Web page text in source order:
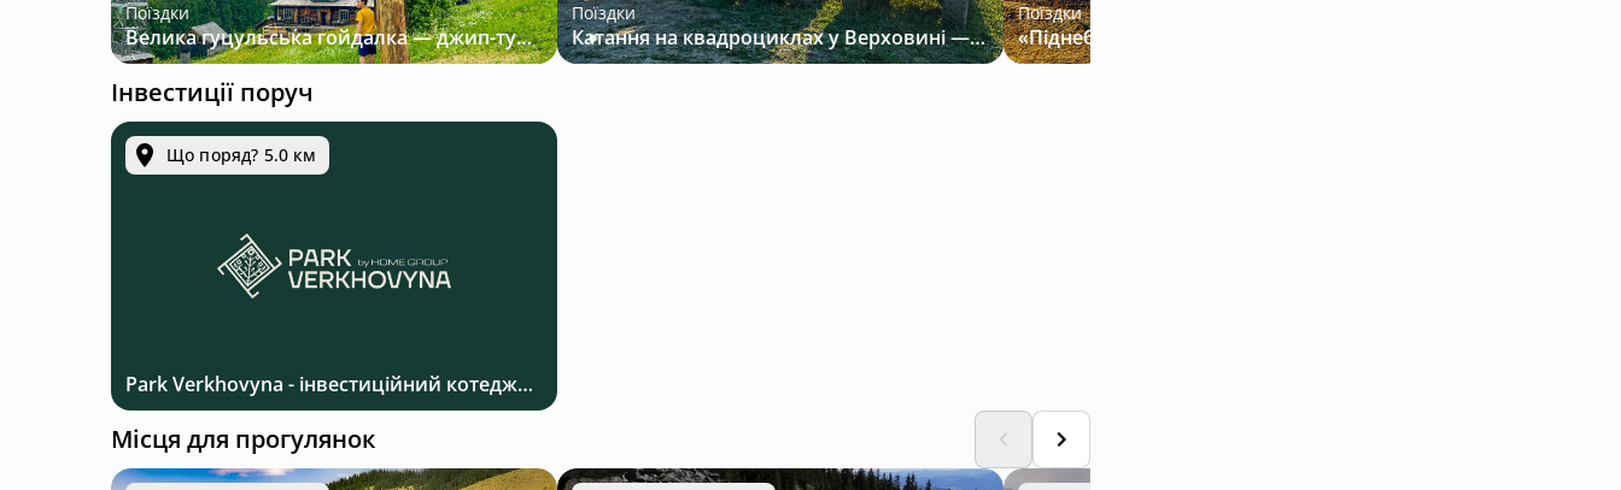
Поїздки
Велика гуцульська гойдалка — джип-тур у Карпатах
Поїздки
Катання на квадроциклах у Верховині — маршрути щодня від компанії «ЙО»
Поїздки
Інвестиції поруч
Що поряд? 5.0 км
Park Verkhovyna - інвестиційний котеджний комплекс біля Верховини в Карпатах
Місця для прогулянок